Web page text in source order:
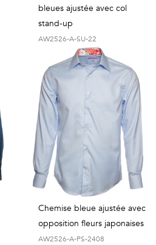
bleues ajustée avec col
stand-up
AW2526-A-SU-22
Chemise bleue ajustée avec
opposition fleurs japonaises
AW2526-A-PS-2408